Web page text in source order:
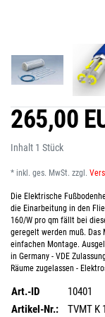
265,00
Inhalt 1 Stück
* inkl. ges. MwSt. zzgl.
Die Elektrische
die Einarbeitung in den
160/W pro qm fällt bei
geregelt werden muß.
einfachen Montage.
in Germany - VDE
Räume zugelassen -
Art.-ID
10401
Artikel-Nr.:
TVMT K